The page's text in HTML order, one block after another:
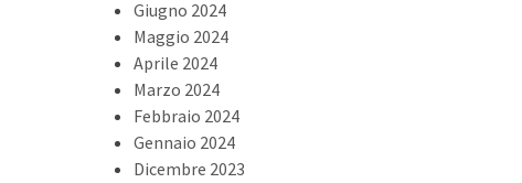
Giugno 2024
Maggio 2024
Aprile 2024
Marzo 2024
Febbraio 2024
Gennaio 2024
Dicembre 2023